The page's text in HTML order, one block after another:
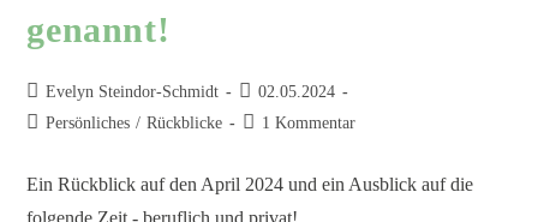
genannt!
Evelyn Steindor-Schmidt
02.05.2024
Persönliches / Rückblicke 1 Kommentar
Ein Rückblick auf den April 2024 und ein Ausblick auf die
folgende Zeit - beruflich und privat!